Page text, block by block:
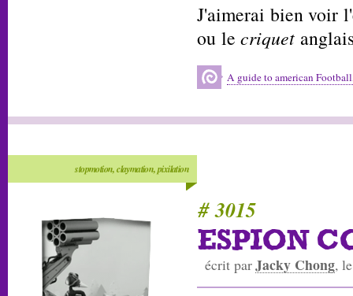
J'aimerai bien voir
ou lecriquet
A guide to american
stopmotion, claymation, pixilation
# 3015
ESPION
écrit parJacky Chong,